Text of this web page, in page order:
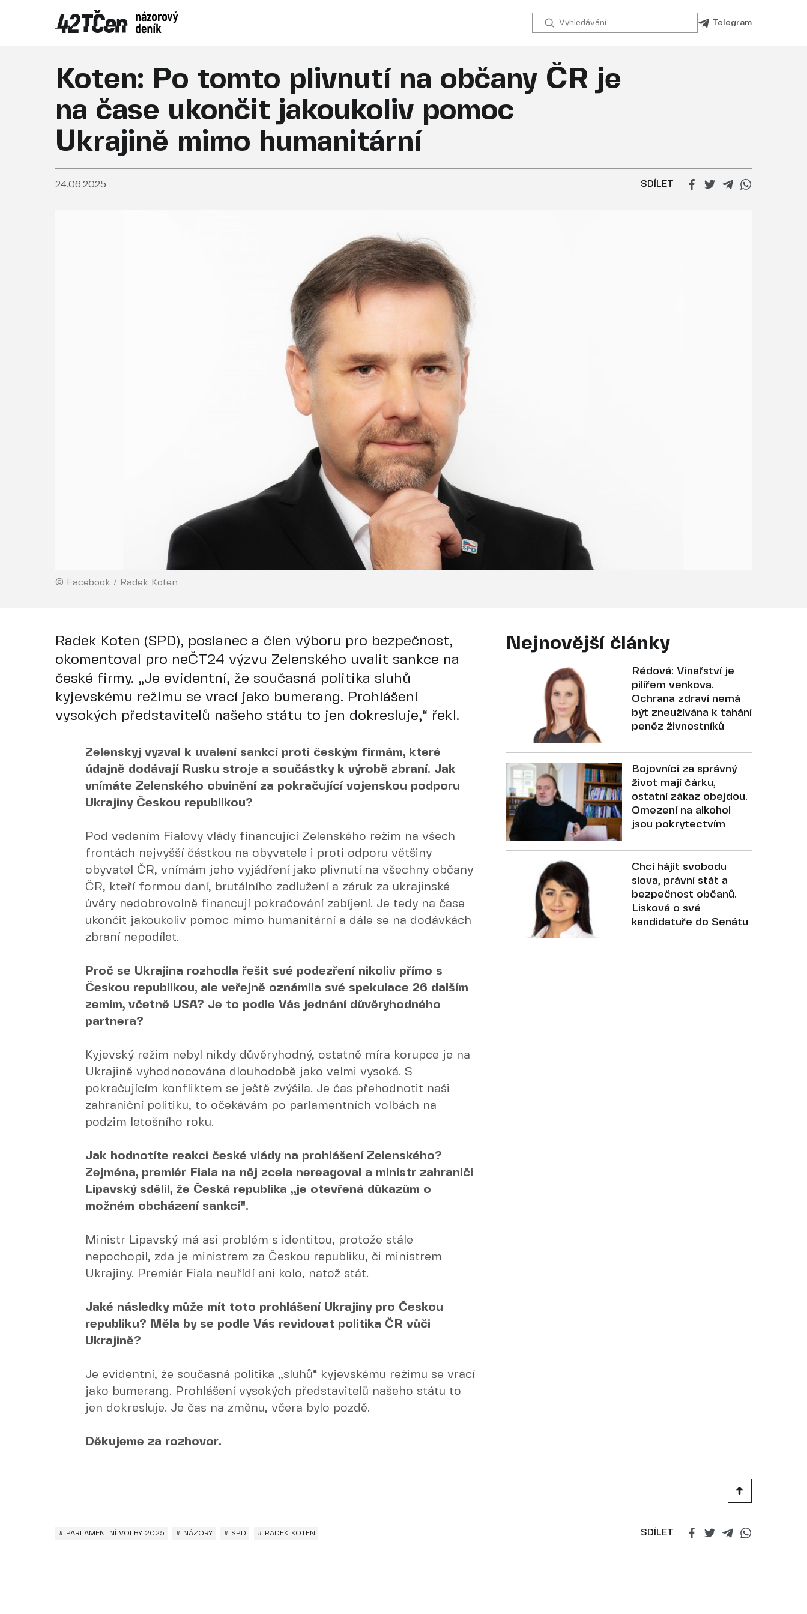
Telegram
Koten: Po tomto plivnutí na občany ČR je
na čase ukončit jakoukoliv pomoc
Ukrajině mimo humanitární
24.06.2025 SDÍLET
© Facebook / Radek Koten
Radek Koten (SPD), poslanec a člen výboru pro bezpečnost,
okomentoval pro neČT24 výzvu Zelenského uvalit sankce na
české firmy. „Je evidentní, že současná politika sluhů
kyjevskému režimu se vrací jako bumerang. Prohlášení
vysokých představitelů našeho státu to jen dokresluje,“ řekl.
Zelenskyj vyzval k uvalení sankcí proti českým firmám, které
údajně dodávají Rusku stroje a součástky k výrobě zbraní. Jak
vnímáte Zelenského obvinění za pokračující vojenskou podporu
Ukrajiny Českou republikou?
Pod vedením Fialovy vlády financující Zelenského režim na všech
frontách nejvyšší částkou na obyvatele i proti odporu většiny
obyvatel ČR, vnímám jeho vyjádření jako plivnutí na všechny občany
ČR, kteří formou daní, brutálního zadlužení a záruk za ukrajinské
úvěry nedobrovolně financují pokračování zabíjení. Je tedy na čase
ukončit jakoukoliv pomoc mimo humanitární a dále se na dodávkách
zbraní nepodílet.
Proč se Ukrajina rozhodla řešit své podezření nikoliv přímo s
Českou republikou, ale veřejně oznámila své spekulace 26 dalším
zemím, včetně USA? Je to podle Vás jednání důvěryhodného
partnera?
Kyjevský režim nebyl nikdy důvěryhodný, ostatně míra korupce je na
Ukrajině vyhodnocována dlouhodobě jako velmi vysoká. S
pokračujícím konfliktem se ještě zvýšila. Je čas přehodnotit naši
zahraniční politiku, to očekávám po parlamentních volbách na
podzim letošního roku.
Jak hodnotíte reakci české vlády na prohlášení Zelenského?
Zejména, premiér Fiala na něj zcela nereagoval a ministr zahraničí
Lipavský sdělil, že Česká republika „je otevřená důkazům o
možném obcházení sankcí".
Ministr Lipavský má asi problém s identitou, protože stále
nepochopil, zda je ministrem za Českou republiku, či ministrem
Ukrajiny. Premiér Fiala neuřídí ani kolo, natož stát.
Jaké následky může mít toto prohlášení Ukrajiny pro Českou
republiku? Měla by se podle Vás revidovat politika ČR vůči
Ukrajině?
Je evidentní, že současná politika „sluhů“ kyjevskému režimu se vrací
jako bumerang. Prohlášení vysokých představitelů našeho státu to
jen dokresluje. Je čas na změnu, včera bylo pozdě.
Děkujeme za rozhovor.
# PARLAMENTNÍ VOLBY 2025 # NÁZORY # SPD # RADEK KOTEN SDÍLET
Nejnovější články
Rédová: Vinařství je
pilířem venkova.
Ochrana zdraví nemá
být zneužívána k tahání
peněz živnostníků
Bojovníci za správný
život mají čárku,
ostatní zákaz obejdou.
Omezení na alkohol
jsou pokrytectvím
Chci hájit svobodu
slova, právní stát a
bezpečnost občanů.
Lisková o své
kandidatuře do Senátu